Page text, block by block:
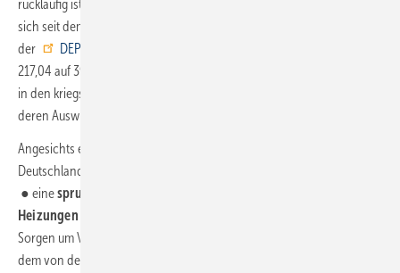
rückläufig ist. 2021 waren Pellets im Mai am günstigsten und haben
sich seit dem fast kontinuierlich verteuert. Von April bis Mai 2022 ist
der
DEPI-Pelletpreis
217,04 auf 393,25 Euro/t) gestiegen. Laut DEPI liegen die Gründe dafür
in den kriegsbedingten globalen Verwerfungen der Energiemärkte,
deren Auswirkungen auch den Pelletmarkt treffen:
Angesichts einer weiterhin zufriedenstellenden Rohstofflage in
Deutschland sei die aktuelle Preissteigerung im Wesentlichen auf eine
● einesprunghaft erhöhte Nachfrage nach Holzpellet-
Heizungen
Sorgen um Versorgungssicherheit bei fossilen Brennstoffen sowie
dem von der Politik angekündigten Abschied von Öl- und Gas-